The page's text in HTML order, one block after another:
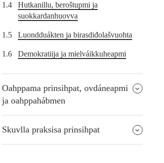
1.4
Hutkanillu, beroštupmi ja
suokkardanhuovva
1.5 Luondduákten ja birasdiđolašvuohta
1.6 Demokratiija ja mielváikkuheapmi
Oahppama prinsihpat, ovdáneapmi
ja oahppahábmen
Skuvlla praksisa prinsihpat